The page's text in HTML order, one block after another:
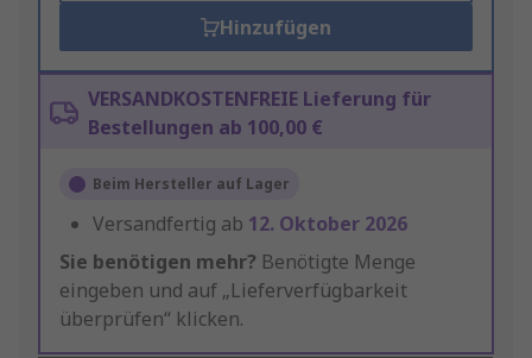
Hinzufügen
VERSANDKOSTENFREIE Lieferung für
Bestellungen ab 100,00 €
Beim Hersteller auf Lager
Versandfertig ab 12. Oktober 2026
Sie benötigen mehr? Benötigte Menge
eingeben und auf „Lieferverfügbarkeit
überprüfen“ klicken.